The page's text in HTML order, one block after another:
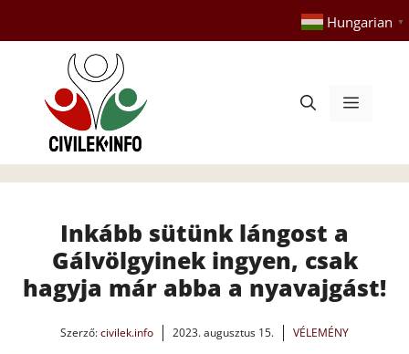
tartalomba
Hungarian ▼
Menü
Inkább sütünk lángost a
Gálvölgyinek ingyen, csak
hagyja már abba a nyavajgást!
Szerző:civilek.info 2023. augusztus 15. VÉLEMÉNY